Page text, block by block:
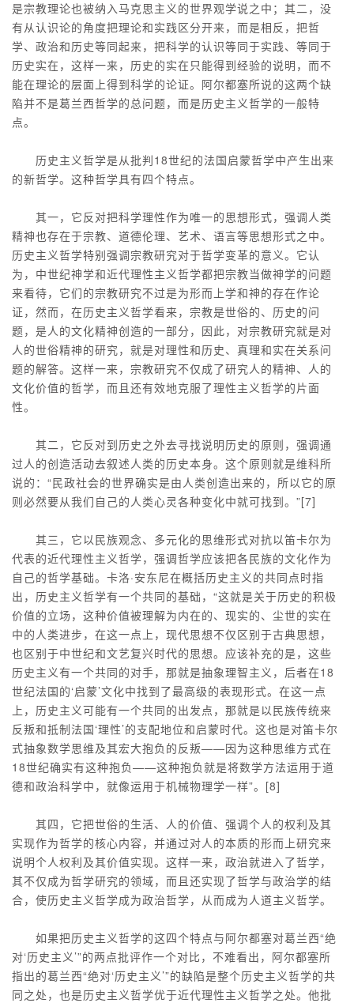
是宗教理论也被纳入马克思主义的世界观学说之中；其二，没
有从认识论的角度把理论和实践区分开来，而是相反，把哲
学、政治和历史等同起来，把科学的认识等同于实践、等同于
历史实在，这样一来，历史的实在只能得到经验的说明，而不
能在理论的层面上得到科学的论证。阿尔都塞所说的这两个缺
陷并不是葛兰西哲学的总问题，而是历史主义哲学的一般特
点。
历史主义哲学是从批判18世纪的法国启蒙哲学中产生出来
的新哲学。这种哲学具有四个特点。
其一，它反对把科学理性作为唯一的思想形式，强调人类
精神也存在于宗教、道德伦理、艺术、语言等思想形式之中。
历史主义哲学特别强调宗教研究对于哲学变革的意义。它认
为，中世纪神学和近代理性主义哲学都把宗教当做神学的问题
来看待，它们的宗教研究不过是为形而上学和神的存在作论
证，然而，在历史主义哲学看来，宗教是世俗的、历史的问
题，是人的文化精神创造的一部分，因此，对宗教研究就是对
人的世俗精神的研究，就是对理性和历史、真理和实在关系问
题的解答。这样一来，宗教研究不仅成了研究人的精神、人的
文化价值的哲学，而且还有效地克服了理性主义哲学的片面
性。
其二，它反对到历史之外去寻找说明历史的原则，强调通
过人的创造活动去叙述人类的历史本身。这个原则就是维科所
说的：“民政社会的世界确实是由人类创造出来的，所以它的原
则必然要从我们自己的人类心灵各种变化中就可找到。”[7]
其三，它以民族观念、多元化的思维形式对抗以笛卡尔为
代表的近代理性主义哲学，强调哲学应该把各民族的文化作为
自己的哲学基础。卡洛·安东尼在概括历史主义的共同点时指
出，历史主义哲学有一个共同的基础，“这就是关于历史的积极
价值的立场，这种价值被理解为内在的、现实的、尘世的实在
中的人类进步，在这一点上，现代思想不仅区别于古典思想，
也区别于中世纪和文艺复兴时代的思想。应该补充的是，这些
历史主义有一个共同的对手，那就是抽象理智主义，后者在18
世纪法国的‘启蒙’文化中找到了最高级的表现形式。在这一点
上，历史主义可能有一个共同的出发点，那就是以民族传统来
反叛和抵制法国‘理性’的支配地位和启蒙时代。这也是对笛卡尔
式抽象数学思维及其宏大抱负的反叛——因为这种思维方式在
18世纪确实有这种抱负——这种抱负就是将数学方法运用于道
德和政治科学中，就像运用于机械物理学一样”。[8]
其四，它把世俗的生活、人的价值、强调个人的权利及其
实现作为哲学的核心内容，并通过对人的本质的形而上研究来
说明个人权利及其价值实现。这样一来，政治就进入了哲学，
其不仅成为哲学研究的领域，而且还实现了哲学与政治学的结
合，使历史主义哲学成为政治哲学，从而成为人道主义哲学。
如果把历史主义哲学的这四个特点与阿尔都塞对葛兰西“绝
对‘历史主义’”的两点批评作一个对比，不难看出，阿尔都塞所
指出的葛兰西“绝对‘历史主义’”的缺陷是整个历史主义哲学的共
同之处，也是历史主义哲学优于近代理性主义哲学之处。他批